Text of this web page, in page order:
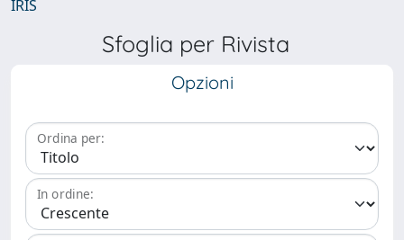
IRIS
Sfoglia per Rivista
Opzioni
Ordina per:
In ordine: